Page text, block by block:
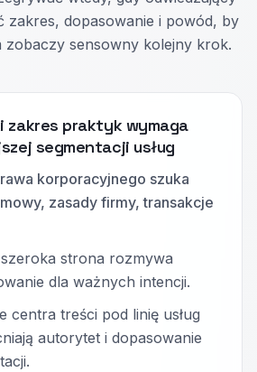
zakres, dopasowanie i powód, by
zobaczy sensowny kolejny krok.
zakres praktyk wymaga
segmentacji usług
korporacyjnego szuka
zasady firmy, transakcje
strona rozmywa
dla ważnych intencji.
centra treści pod linię usług
autorytet i dopasowanie